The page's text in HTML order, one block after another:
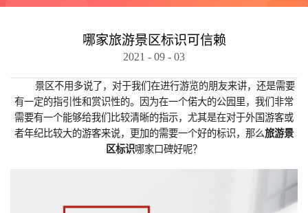
哪家旅游景区标识可信赖
2021 - 09 - 03
景区不用多说了，对于我们在进行游览的朋友来讲，还是需要
有一定的指引性和赏识性的。因为在一个偌大的公园里，我们非常
需要有一个能够给我们比较清晰的指示，尤其是在对于外国游客或
者年纪比较大的游客来说，更加的需要一个好的标识，那么旅游景
区标识哪家口碑好呢？